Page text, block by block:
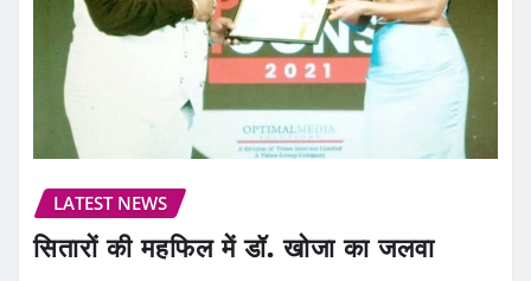
LATEST NEWS
सितारों की महफिल में डॉ. खोजा का जलवा